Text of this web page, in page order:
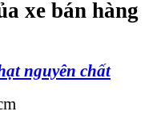
xe bán hàng
nguyên chất